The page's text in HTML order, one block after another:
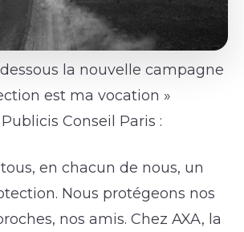
la nouvelle campagne
est ma vocation »
Conseil Paris :
en chacun de nous, un
Nous protégeons nos
nos amis. Chez AXA, la